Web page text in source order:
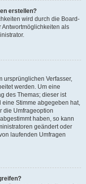
erstellen?
wird durch die Board-
Antwortmöglichkeiten als
ursprünglichen Verfasser,
werden. Um eine
des Themas; dieser ist
eine Stimme abgegeben hat,
die Umfrageoption
haben, so kann
geändert oder
laufenden Umfragen